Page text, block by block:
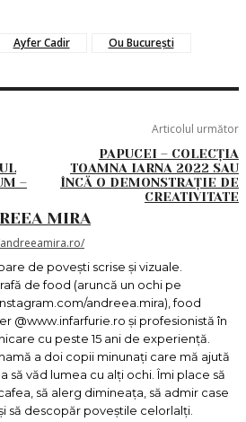
Ayfer Cadir Ou București
–
Articolul următor
PAPUCEI – COLECȚIA
TOAMNA IARNA 2022 SAU
ÎNCĂ O DEMONSTRAȚIE DE
CREATIVITATE
MIRA
de povești scrise și vizuale.
de food (aruncă un ochi pe
andreea.mira), food
@www.infarfurie.ro și profesionistă în
cu peste 15 ani de experiență.
a doi copii minunați care mă ajută
să văd lumea cu alți ochi. Îmi place să
să alerg dimineața, să admir case
să descopăr poveștile celorlalți.